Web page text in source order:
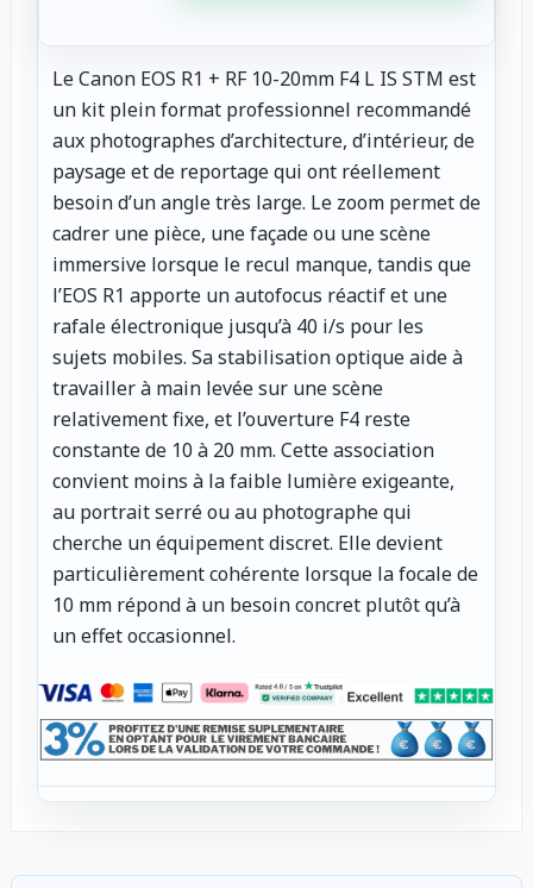
Le Canon EOS R1 + RF 10-20mm F4 L IS STM est
un kit plein format professionnel recommandé
aux photographes d’architecture, d’intérieur, de
paysage et de reportage qui ont réellement
besoin d’un angle très large. Le zoom permet de
cadrer une pièce, une façade ou une scène
immersive lorsque le recul manque, tandis que
l’EOS R1 apporte un autofocus réactif et une
rafale électronique jusqu’à 40 i/s pour les
sujets mobiles. Sa stabilisation optique aide à
travailler à main levée sur une scène
relativement fixe, et l’ouverture F4 reste
constante de 10 à 20 mm. Cette association
convient moins à la faible lumière exigeante,
au portrait serré ou au photographe qui
cherche un équipement discret. Elle devient
particulièrement cohérente lorsque la focale de
10 mm répond à un besoin concret plutôt qu’à
un effet occasionnel.